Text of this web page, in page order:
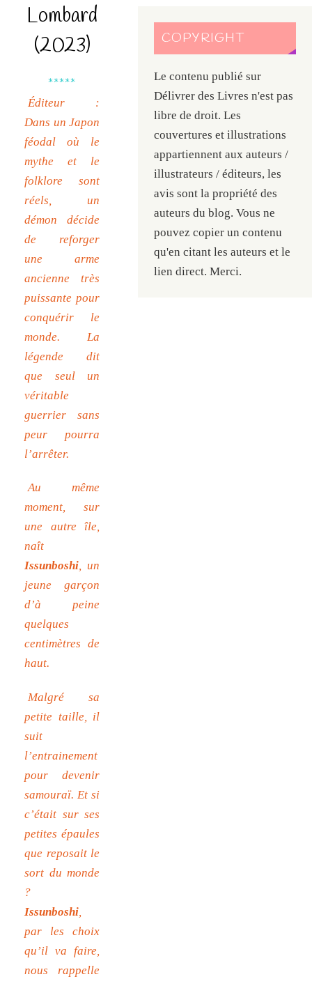
Lombard
(2023)
*****
Éditeur :
Dans un Japon
féodal où le
mythe et le
folklore sont
réels, un
démon décide
de reforger
une arme
ancienne très
puissante pour
conquérir le
monde. La
légende dit
que seul un
véritable
guerrier sans
peur pourra
l’arrêter.
Au même
moment, sur
une autre île,
naît
Issunboshi, un
jeune garçon
d’à peine
quelques
centimètres de
haut.
Malgré sa
petite taille, il
suit
l’entrainement
pour devenir
samouraï. Et si
c’était sur ses
petites épaules
que reposait le
sort du monde
?
Issunboshi
par les choix
qu’il va faire,
nous rappelle
COPYRIGHT
Le contenu publié sur
Délivrer des Livres n'est pas
libre de droit. Les
couvertures et illustrations
appartiennent aux auteurs /
illustrateurs / éditeurs, les
avis sont la propriété des
auteurs du blog. Vous ne
pouvez copier un contenu
qu'en citant les auteurs et le
lien direct. Merci.